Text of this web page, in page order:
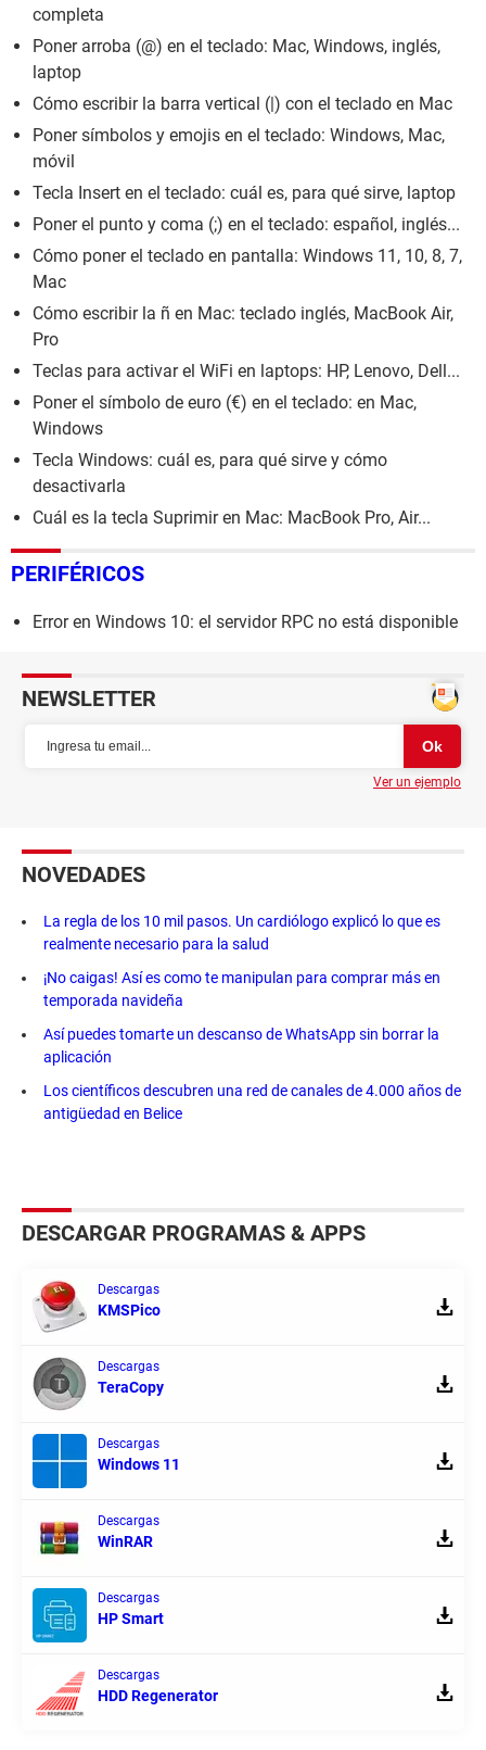
completa
Poner arroba (@) en el teclado: Mac, Windows, inglés,
laptop
Cómo escribir la barra vertical (|) con el teclado en Mac
Poner símbolos y emojis en el teclado: Windows, Mac,
móvil
Tecla Insert en el teclado: cuál es, para qué sirve, laptop
Poner el punto y coma (;) en el teclado: español, inglés...
Cómo poner el teclado en pantalla: Windows 11, 10, 8, 7,
Mac
Cómo escribir la ñ en Mac: teclado inglés, MacBook Air,
Pro
Teclas para activar el WiFi en laptops: HP, Lenovo, Dell...
Poner el símbolo de euro (€) en el teclado: en Mac,
Windows
Tecla Windows: cuál es, para qué sirve y cómo
desactivarla
Cuál es la tecla Suprimir en Mac: MacBook Pro, Air...
PERIFÉRICOS
Error en Windows 10: el servidor RPC no está disponible
NEWSLETTER
Ver un ejemplo
NOVEDADES
La regla de los 10 mil pasos. Un cardiólogo explicó lo que es
realmente necesario para la salud
¡No caigas! Así es como te manipulan para comprar más en
temporada navideña
Así puedes tomarte un descanso de WhatsApp sin borrar la
aplicación
Los científicos descubren una red de canales de 4.000 años de
antigüedad en Belice
DESCARGAR PROGRAMAS & APPS
Descargas
KMSPico
Descargas
TeraCopy
Descargas
Windows 11
Descargas
WinRAR
Descargas
HP Smart
Descargas
HDD Regenerator